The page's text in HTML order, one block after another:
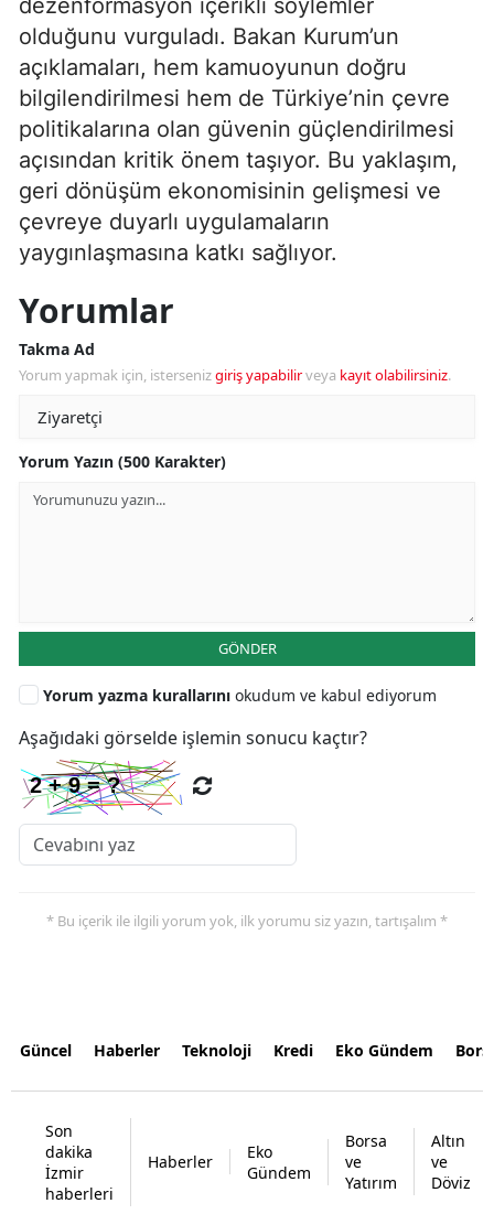
olduğunu vurguladı. Bakan Kurum’un
açıklamaları, hem kamuoyunun doğru
bilgilendirilmesi hem de Türkiye’nin çevre
politikalarına olan güvenin güçlendirilmesi
açısından kritik önem taşıyor. Bu yaklaşım,
geri dönüşüm ekonomisinin gelişmesi ve
çevreye duyarlı uygulamaların
yaygınlaşmasına katkı sağlıyor.
Yorumlar
Takma Ad
Yorum yapmak için, istersenizgiriş yapabilirveya kayıt olabilirsiniz.
Yorum Yazın (500 Karakter)
GÖNDER
Yorum yazma kurallarını okudum ve kabul ediyorum
Aşağıdaki görselde işlemin sonucu kaçtır?
* Bu içerik ile ilgili yorum yok, ilk yorumu siz yazın, tartışalım *
Güncel Haberler Teknoloji Kredi Eko Gündem
Son
dakika
İzmir
haberleri
Haberler
Eko
Gündem
Borsa
ve
Yatırım
Altın
ve
Döviz